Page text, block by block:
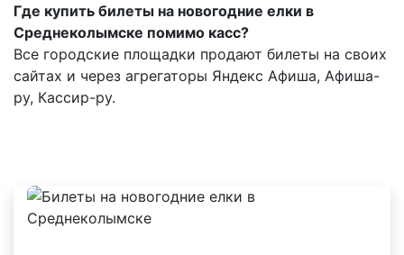
Где купить билеты на новогодние елки в
Среднеколымске помимо касс?
Все городские площадки продают билеты на своих
сайтах и через агрегаторы Яндекс Афиша, Афиша-
ру, Кассир-ру.